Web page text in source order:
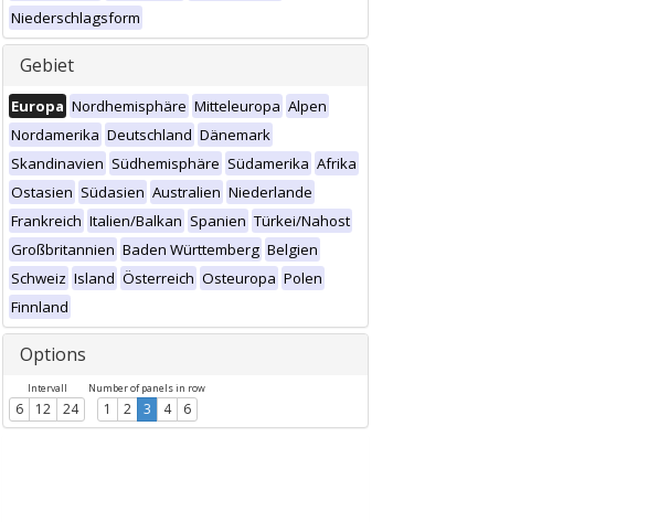
Niederschlagsform
Gebiet
Europa Nordhemisphäre Mitteleuropa Alpen
Nordamerika Deutschland Dänemark
Skandinavien Südhemisphäre Südamerika Afrika
Ostasien Südasien Australien Niederlande
Frankreich Italien/Balkan Spanien Türkei/Nahost
Großbritannien Baden Württemberg Belgien
Schweiz Island Österreich Osteuropa Polen
Finnland
Options
Intervall
6 12 24
Number of panels in row
1 2 3 4 6